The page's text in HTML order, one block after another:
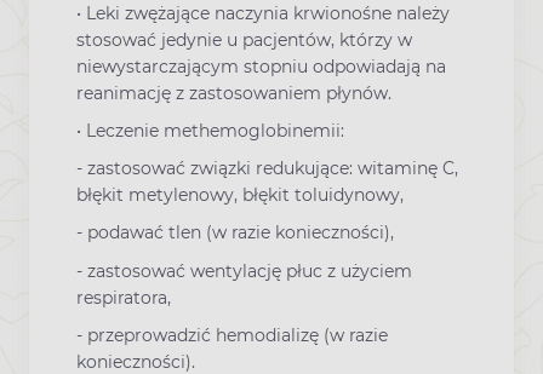
• Leki zwężające naczynia krwionośne należy
stosować jedynie u pacjentów, którzy w
niewystarczającym stopniu odpowiadają na
reanimację z zastosowaniem płynów.
• Leczenie methemoglobinemii:
- zastosować związki redukujące: witaminę C,
błękit metylenowy, błękit toluidynowy,
- podawać tlen (w razie konieczności),
- zastosować wentylację płuc z użyciem
respiratora,
- przeprowadzić hemodializę (w razie
konieczności).